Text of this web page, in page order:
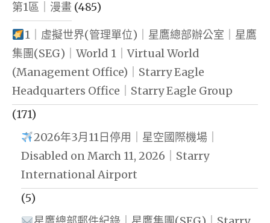
第1區｜漫畫 (485)
1｜虛擬世界(管理單位)｜星鷹總部辦公室｜星鷹
集團(SEG)｜World 1｜Virtual World
(Management Office)｜Starry Eagle
Headquarters Office｜Starry Eagle Group
(171)
2026年3月11日停用｜星空國際機場｜
Disabled on March 11, 2026｜Starry
International Airport
(5)